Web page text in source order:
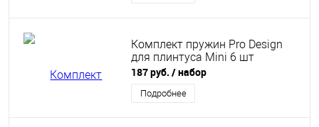
Комплект пружин Pro Design
для плинтуса Mini 6 шт
187 руб. / набор
Подробнее